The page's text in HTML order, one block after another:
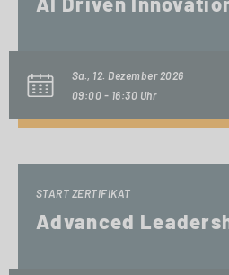
Sa., 12. Dezember 2026
09:00 - 16:30 Uhr
START ZERTIFIKAT
Advanced